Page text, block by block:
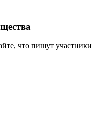
что пишут участники